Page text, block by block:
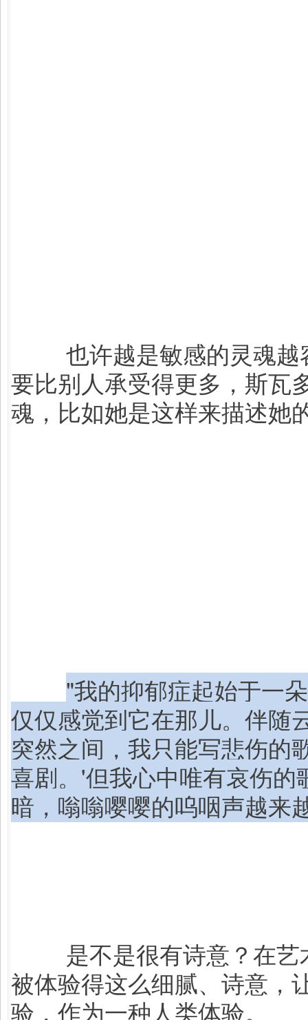
也许越是敏感的灵魂
要比别人承受得更多，斯瓦
魂，比如她是这样来描述她
"我的抑郁症起始于一
仅仅感觉到它在那儿。伴随
突然之间，我只能写悲伤的
喜剧。'但我心中唯有哀伤
暗，嗡嗡嘤嘤的呜咽声越来
是不是很有诗意？在
被体验得这么细腻、诗意，
验，作为一种人类体验。